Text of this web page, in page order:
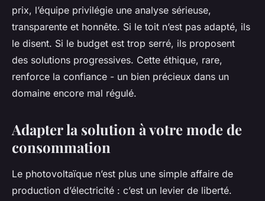
prix, l’équipe privilégie une analyse sérieuse,
transparente et honnête. Si le toit n’est pas adapté, ils
le disent. Si le budget est trop serré, ils proposent
des solutions progressives. Cette éthique, rare,
renforce la confiance - un bien précieux dans un
domaine encore mal régulé.
Adapter la solution à votre mode de
consommation
Le photovoltaïque n’est plus une simple affaire de
production d’électricité : c’est un levier de liberté.